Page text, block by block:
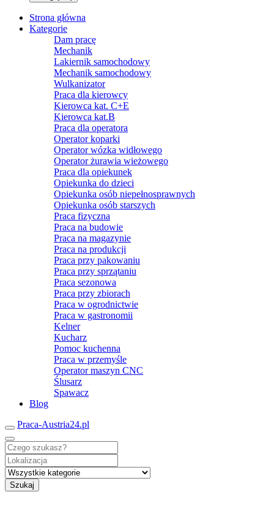
Strona główna
Kategorie
Dam pracę
Mechanik
Lakiernik samochodowy
Mechanik samochodowy
Wulkanizator
Praca dla kierowcy
Kierowca kat. C+E
Kierowca kat.B
Praca dla operatora
Operator koparki
Operator wózka widłowego
Operator żurawia wieżowego
Praca dla opiekunek
Opiekunka do dzieci
Opiekunka osób niepełnosprawnych
Opiekunka osób starszych
Praca fizyczna
Praca na budowie
Praca na magazynie
Praca na produkcji
Praca przy pakowaniu
Praca przy sprzątaniu
Praca sezonowa
Praca przy zbiorach
Praca w ogrodnictwie
Praca w gastronomii
Kelner
Kucharz
Pomoc kuchenna
Praca w przemyśle
Operator maszyn CNC
Ślusarz
Spawacz
Blog
Praca-Austria24.pl
Szukaj